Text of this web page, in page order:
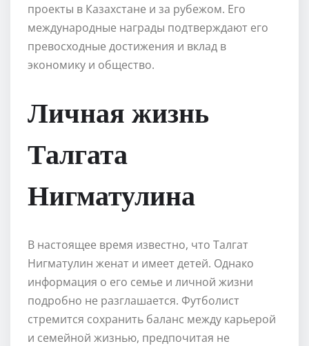
проекты в Казахстане и за рубежом. Его
международные награды подтверждают его
превосходные достижения и вклад в
экономику и общество.
Личная жизнь
Талгата
Нигматулина
В настоящее время известно, что Талгат
Нигматулин женат и имеет детей. Однако
информация о его семье и личной жизни
подробно не разглашается. Футболист
стремится сохранить баланс между карьерой
и семейной жизнью, предпочитая не